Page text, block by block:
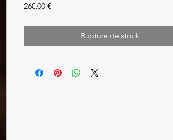
260,00 €
Rupture de stock